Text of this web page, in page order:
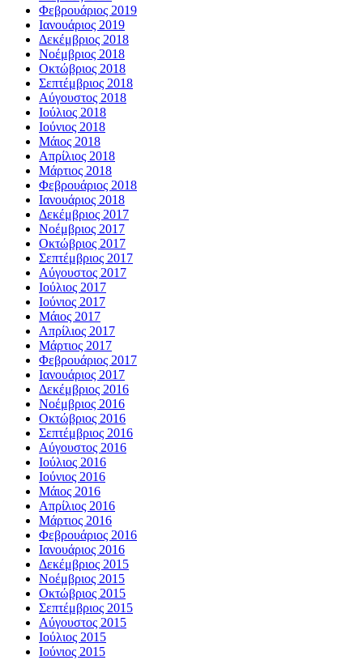
Φεβρουάριος 2019
Ιανουάριος 2019
Δεκέμβριος 2018
Νοέμβριος 2018
Οκτώβριος 2018
Σεπτέμβριος 2018
Αύγουστος 2018
Ιούλιος 2018
Ιούνιος 2018
Μάιος 2018
Απρίλιος 2018
Μάρτιος 2018
Φεβρουάριος 2018
Ιανουάριος 2018
Δεκέμβριος 2017
Νοέμβριος 2017
Οκτώβριος 2017
Σεπτέμβριος 2017
Αύγουστος 2017
Ιούλιος 2017
Ιούνιος 2017
Μάιος 2017
Απρίλιος 2017
Μάρτιος 2017
Φεβρουάριος 2017
Ιανουάριος 2017
Δεκέμβριος 2016
Νοέμβριος 2016
Οκτώβριος 2016
Σεπτέμβριος 2016
Αύγουστος 2016
Ιούλιος 2016
Ιούνιος 2016
Μάιος 2016
Απρίλιος 2016
Μάρτιος 2016
Φεβρουάριος 2016
Ιανουάριος 2016
Δεκέμβριος 2015
Νοέμβριος 2015
Οκτώβριος 2015
Σεπτέμβριος 2015
Αύγουστος 2015
Ιούλιος 2015
Ιούνιος 2015